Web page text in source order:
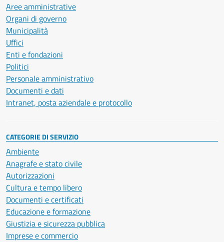
Aree amministrative
Organi di governo
Municipalità
Uffici
Enti e fondazioni
Politici
Personale amministrativo
Documenti e dati
Intranet, posta aziendale e protocollo
CATEGORIE DI SERVIZIO
Ambiente
Anagrafe e stato civile
Autorizzazioni
Cultura e tempo libero
Documenti e certificati
Educazione e formazione
Giustizia e sicurezza pubblica
Imprese e commercio